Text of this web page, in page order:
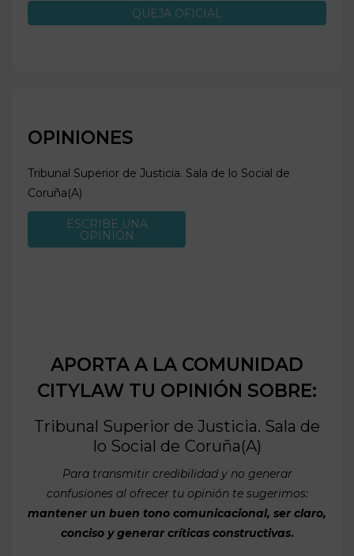
QUEJA OFICIAL
OPINIONES
Tribunal Superior de Justicia. Sala de lo Social de
Coruña(A)
ESCRIBE UNA
OPINIÓN
APORTA A LA COMUNIDAD
CITYLAW TU OPINIÓN SOBRE:
Tribunal Superior de Justicia. Sala de
lo Social de Coruña(A)
Para transmitir credibilidad y no generar
confusiones al ofrecer tu opinión te sugerimos:
mantener un buen tono comunicacional, ser claro,
conciso y generar críticas constructivas.